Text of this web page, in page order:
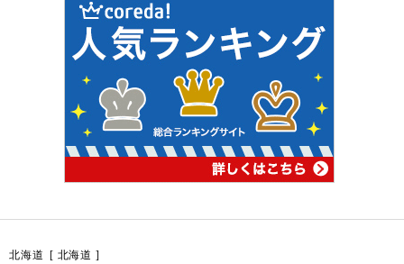
北海道 [ 北海道 ]